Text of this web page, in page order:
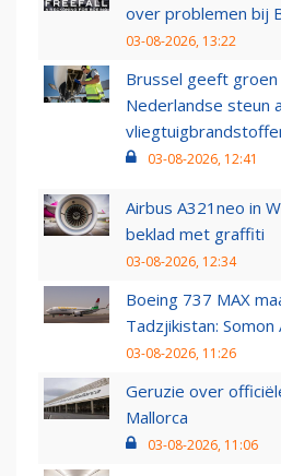
over problemen bij
03-08-2026, 13:22
Brussel geeft
Nederlandse steun
03-08-2026, 12:41
Airbus A321neo in
beklad met graffiti
03-08-2026, 12:34
Boeing 737 MAX
Tadzjikistan:
03-08-2026, 11:26
Geruzie over
Mallorca
03-08-2026, 11:06